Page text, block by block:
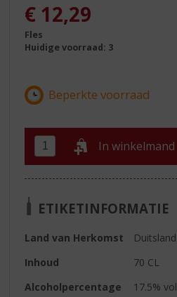
€ 12,29
Fles
Huidige voorraad: 3
In winkelmand
ETIKETINFORMATIE
Land van Herkomst
Duitsland
Inhoud
70 CL
Alcoholpercentage
17.5% vol